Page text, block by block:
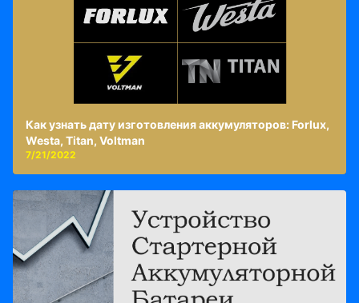
Как узнать дату изготовления аккумуляторов: Forlux,
Westa, Titan, Voltman
7/21/2022